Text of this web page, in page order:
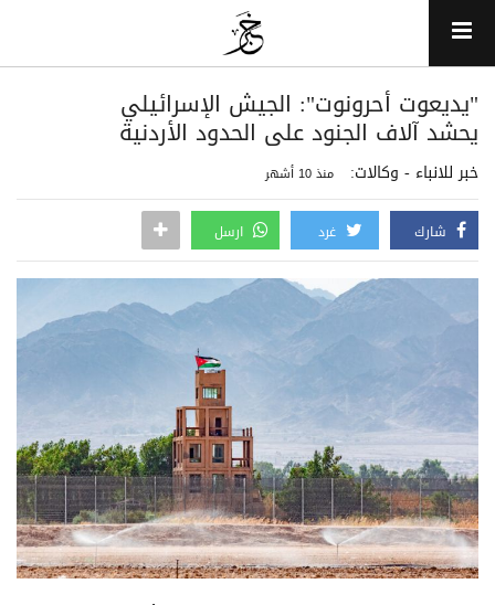
"يديعوت أحرونوت": الجيش الإسرائيلي
يحشد آلاف الجنود على الحدود الأردنية
خبر للانباء - وكالات: منذ 10 أشهر
شارك غرد ارسل